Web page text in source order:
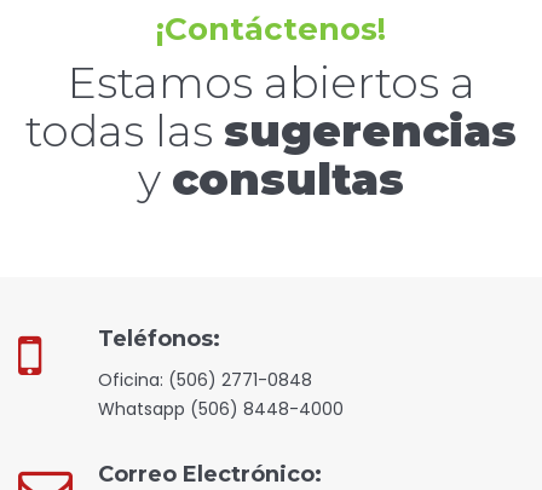
¡Contáctenos!
Estamos abiertos a
todas las sugerencias
y consultas
Teléfonos:
Oficina: (506) 2771-0848
Whatsapp (506) 8448-4000
Correo Electrónico: